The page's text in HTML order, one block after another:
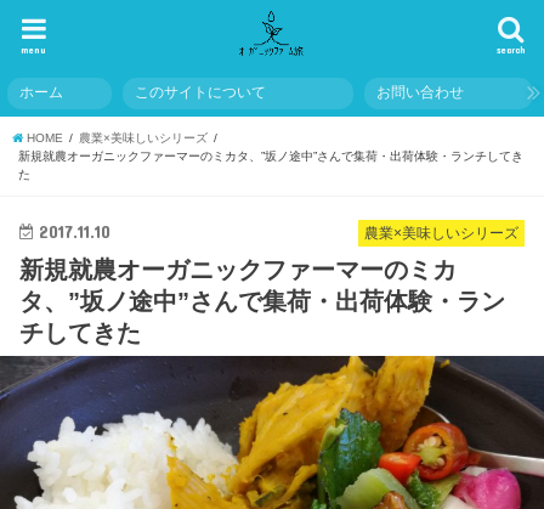
search
menu
ホーム このサイトについて お問い合わせ
HOME
農業×美味しいシリーズ
新規就農オーガニックファーマーのミカタ、”坂ノ途中”さんで集荷・出荷体験・ランチしてき
た
農業×美味しいシリーズ
2017.11.10
新規就農オーガニックファーマーのミカ
タ、”坂ノ途中”さんで集荷・出荷体験・ラン
チしてきた